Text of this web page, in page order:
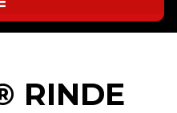
RINDE